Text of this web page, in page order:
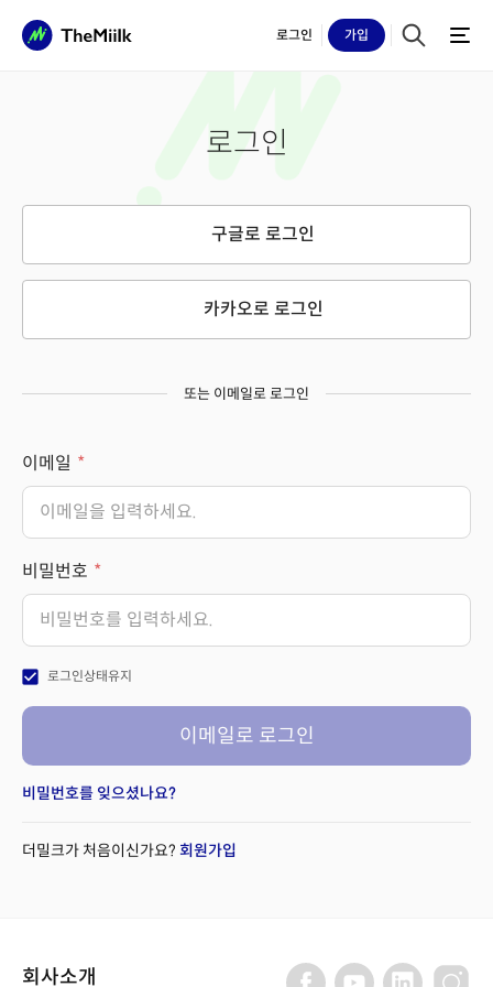
로그인 가입
로그인
구글로 로그인
카카오로 로그인
또는 이메일로 로그인
이메일
비밀번호
check_box 로그인상태유지
이메일로 로그인
비밀번호를 잊으셨나요?
더밀크가 처음이신가요? 회원가입
회사소개